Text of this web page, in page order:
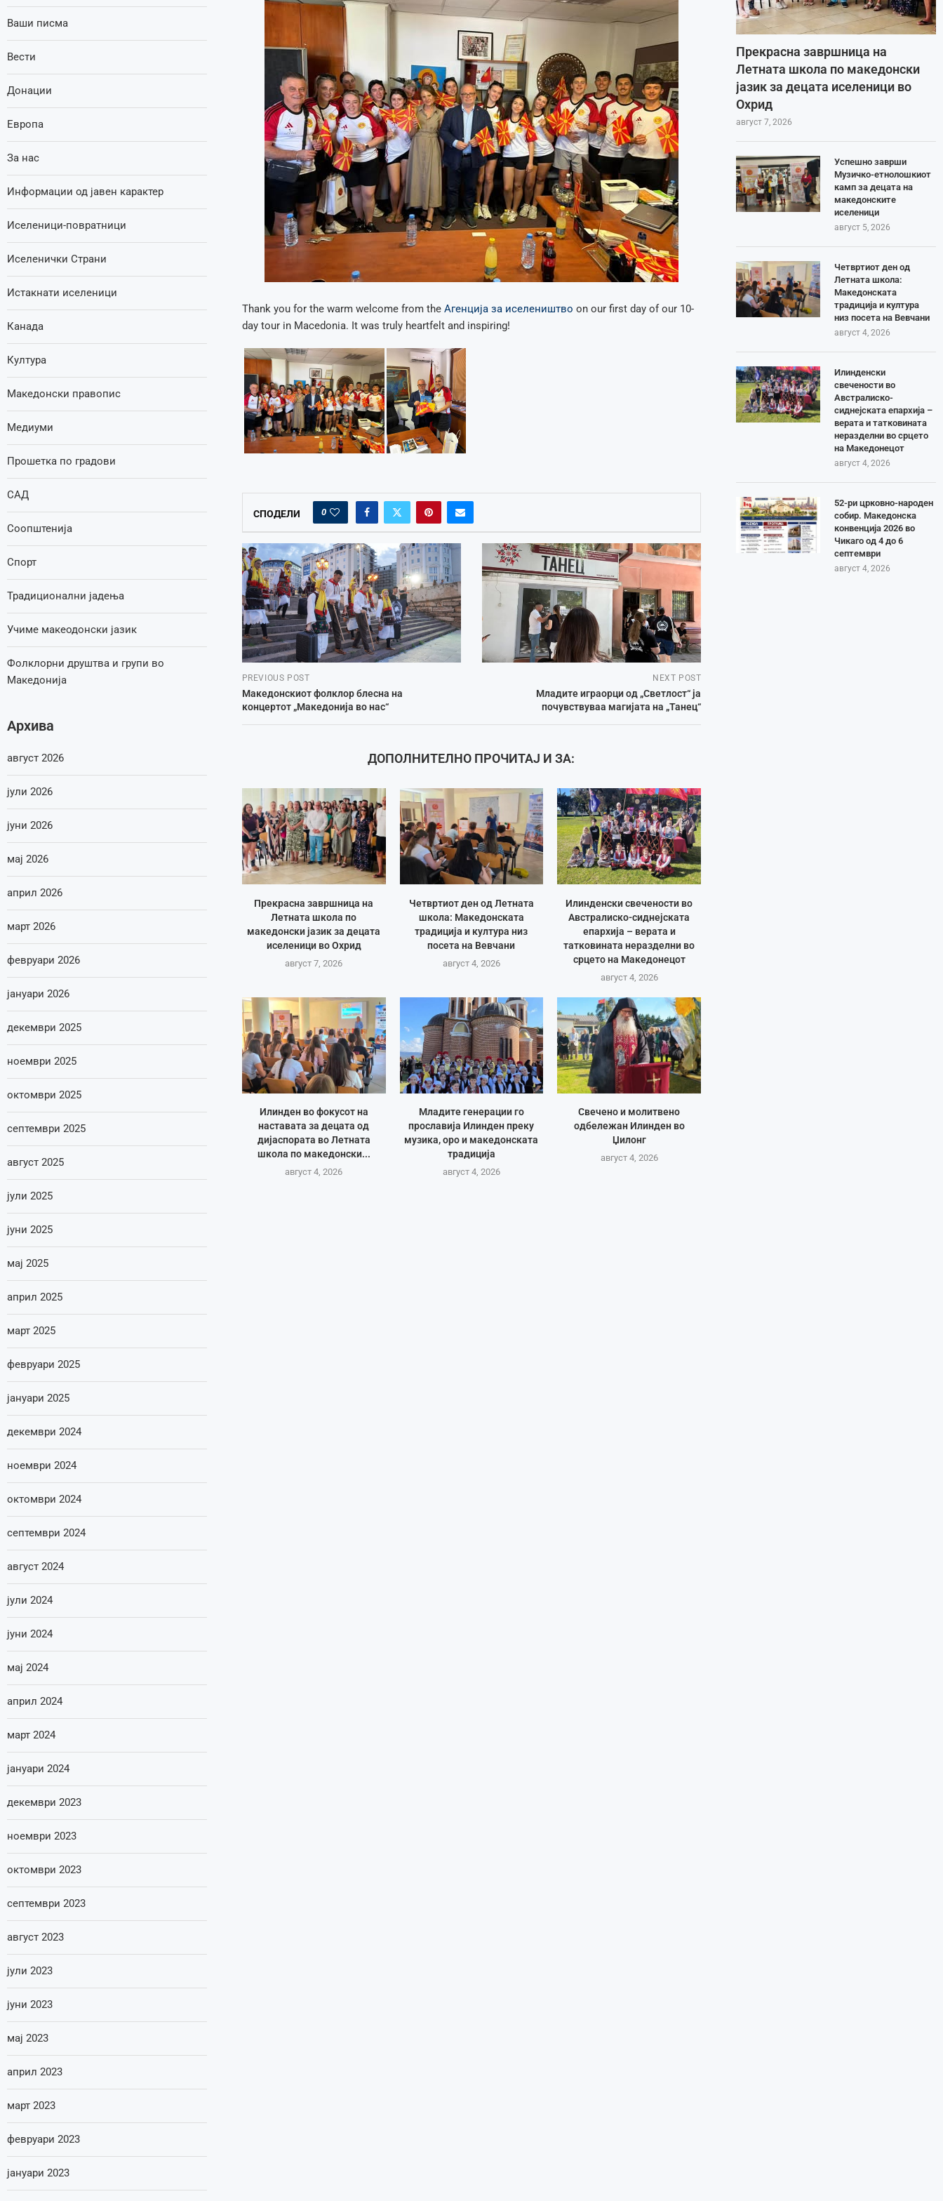
Thank you for the warm welcome from the Aгенција за иселеништво on our first day of our 10-
day tour in Macedonia. It was truly heartfelt and inspiring!
СПОДЕЛИ 0
PREVIOUS POST
Македонскиот фолклор блесна на
концертот „Македонија во нас“
NEXT POST
Младите играорци од „Светлост“ ја
почувствуваа магијата на „Танец“
ДОПОЛНИТЕЛНО ПРОЧИТАЈ И ЗА:
Прекрасна завршница на
Летната школа по
македонски јазик за децата
иселеници во Охрид
август 7, 2026
Четвртиот ден од Летната
школа: Македонската
традиција и култура низ
посета на Вевчани
август 4, 2026
Илинденски свечености во
Австралиско-сиднејската
епархија – верата и
татковината неразделни во
срцето на Македонецот
август 4, 2026
Илинден во фокусот на
наставата за децата од
дијаспората во Летната
школа по македонски...
август 4, 2026
Младите генерации го
прославија Илинден преку
музика, оро и македонската
традиција
август 4, 2026
Свечено и молитвено
одбележан Илинден во
Џилонг
август 4, 2026
Прекрасна завршница на
Летната школа по македонски
јазик за децата иселеници во
Охрид
август 7, 2026
Успешно заврши
Музичко-етнолошкиот
камп за децата на
македонските
иселеници
август 5, 2026
Четвртиот ден од
Летната школа:
Македонската
традиција и култура
низ посета на Вевчани
август 4, 2026
Илинденски
свечености во
Австралиско-
сиднејската епархија –
верата и татковината
неразделни во срцето
на Македонецот
август 4, 2026
52-ри црковно-народен
собир. Македонска
конвенција 2026 во
Чикаго од 4 до 6
септември
август 4, 2026
Ваши писма
Вести
Донации
Европа
За нас
Информации од јавен карактер
Иселеници-повратници
Иселенички Страни
Истакнати иселеници
Канада
Култура
Македонски правопис
Медиуми
Прошетка по градови
САД
Соопштенија
Спорт
Традиционални јадења
Учиме макеодонски јазик
Фолклорни друштва и групи во
Македонија
Архива
август 2026
јули 2026
јуни 2026
мај 2026
април 2026
март 2026
февруари 2026
јануари 2026
декември 2025
ноември 2025
октомври 2025
септември 2025
август 2025
јули 2025
јуни 2025
мај 2025
април 2025
март 2025
февруари 2025
јануари 2025
декември 2024
ноември 2024
октомври 2024
септември 2024
август 2024
јули 2024
јуни 2024
мај 2024
април 2024
март 2024
јануари 2024
декември 2023
ноември 2023
октомври 2023
септември 2023
август 2023
јули 2023
јуни 2023
мај 2023
април 2023
март 2023
февруари 2023
јануари 2023